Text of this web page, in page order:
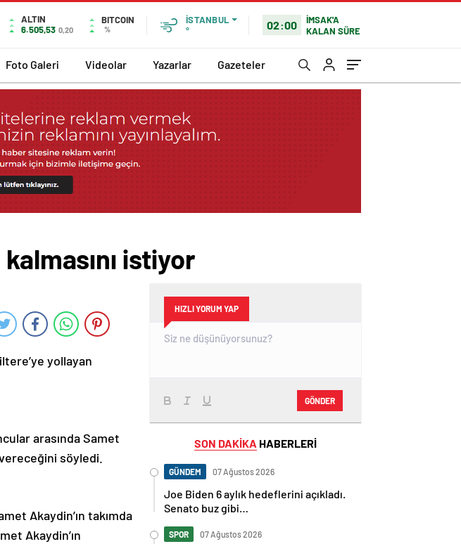
ALTIN
6.505,53 0,20
BITCOIN
%
İSTANBUL
°
02:00
İMSAK'A
KALAN SÜRE
Foto Galeri Videolar Yazarlar Gazeteler
istiyor
yollayan
arasında Samet
söyledi.
Akaydin’ın takımda
Akaydin’ın
HIZLI YORUM YAP
GÖNDER
SON DAKİKA HABERLERİ
GÜNDEM 07 Ağustos 2026
Joe Biden 6 aylık hedeflerini açıkladı.
Senato buz gibi…
SPOR 07 Ağustos 2026